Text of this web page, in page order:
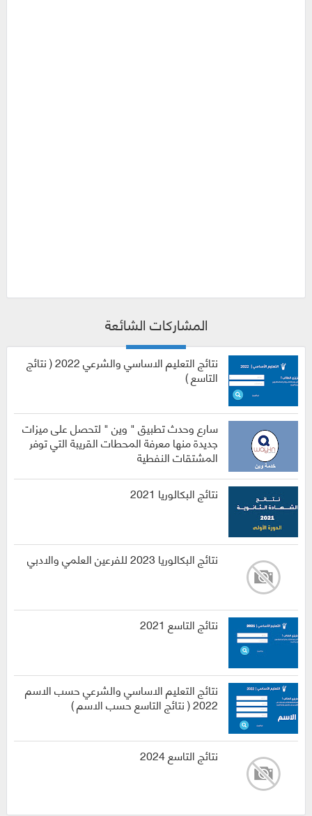
المشاركات الشائعة
نتائج التعليم الاساسي والشرعي 2022 ( نتائج
التاسع )
سارع وحدث تطبيق " وين " لتحصل على ميزات
جديدة منها معرفة المحطات القريبة التي توفر
المشتقات النفطية
نتائج البكالوريا 2021
نتائج البكالوريا 2023 للفرعين العلمي والادبي
نتائج التاسع 2021
نتائج التعليم الاساسي والشرعي حسب الاسم
2022 ( نتائج التاسع حسب الاسم )
نتائج التاسع 2024